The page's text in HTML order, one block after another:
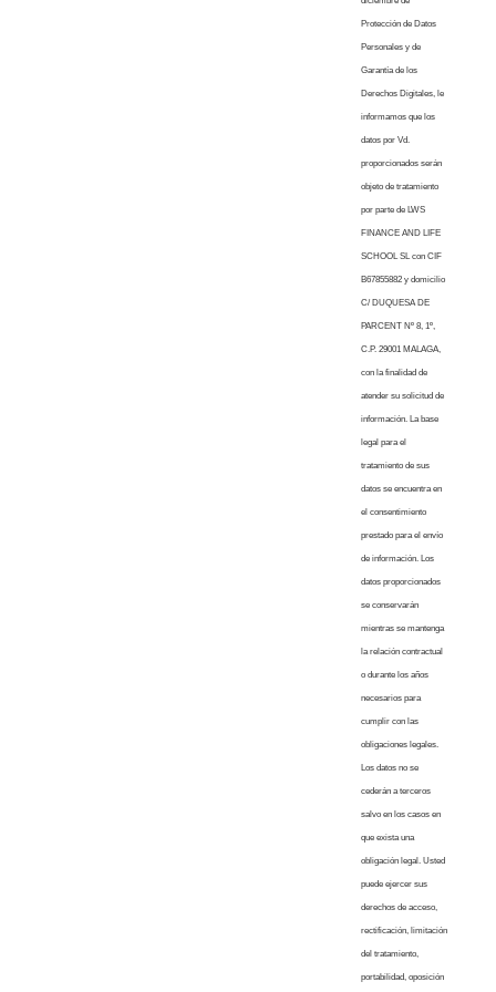
Protección de Datos
Personales y de
Garantía de los
Derechos Digitales, le
informamos que los
datos por Vd.
proporcionados serán
objeto de tratamiento
por parte de LWS
FINANCE AND LIFE
SCHOOL SL con CIF
B67855882 y domicilio
C/ DUQUESA DE
PARCENT Nº 8, 1º,
C.P. 29001 MALAGA,
con la finalidad de
atender su solicitud de
información. La base
legal para el
tratamiento de sus
datos se encuentra en
el consentimiento
prestado para el envío
de información. Los
datos proporcionados
se conservarán
mientras se mantenga
la relación contractual
o durante los años
necesarios para
cumplir con las
obligaciones legales.
Los datos no se
cederán a terceros
salvo en los casos en
que exista una
obligación legal. Usted
puede ejercer sus
derechos de acceso,
rectificación, limitación
del tratamiento,
portabilidad, oposición